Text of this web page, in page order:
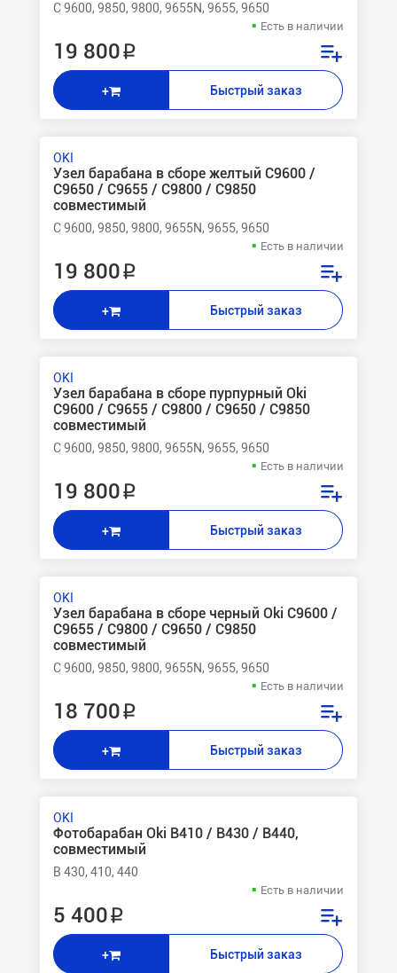
C 9600, 9850, 9800, 9655N, 9655, 9650
Есть в наличии
19 800 ₽
+ Быстрый заказ
OKI
Узел барабана в сборе желтый C9600 /
C9650 / C9655 / C9800 / C9850
совместимый
C 9600, 9850, 9800, 9655N, 9655, 9650
Есть в наличии
19 800 ₽
+ Быстрый заказ
OKI
Узел барабана в сборе пурпурный Oki
C9600 / C9655 / C9800 / C9650 / C9850
совместимый
C 9600, 9850, 9800, 9655N, 9655, 9650
Есть в наличии
19 800 ₽
+ Быстрый заказ
OKI
Узел барабана в сборе черный Oki C9600 /
C9655 / C9800 / C9650 / C9850
совместимый
C 9600, 9850, 9800, 9655N, 9655, 9650
Есть в наличии
18 700 ₽
+ Быстрый заказ
OKI
Фотобарабан Oki B410 / B430 / B440,
совместимый
B 430, 410, 440
Есть в наличии
5 400 ₽
+ Быстрый заказ